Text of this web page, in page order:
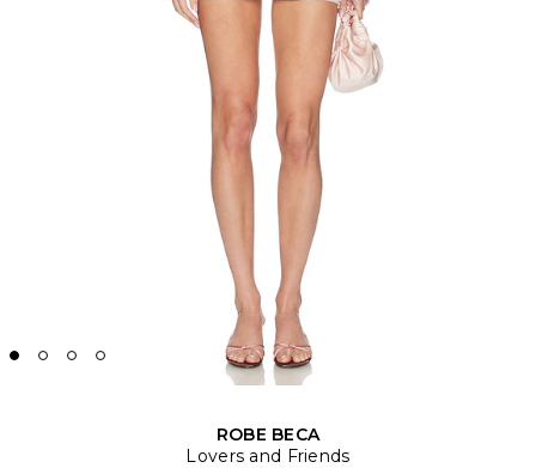
ROBE BECA
Lovers and Friends